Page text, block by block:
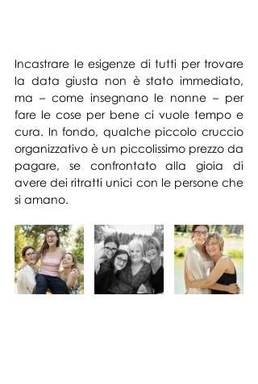
Incastrare le esigenze di tutti per trovare
la data giusta non è stato immediato,
ma – come insegnano le nonne – per
fare le cose per bene ci vuole tempo e
cura. In fondo, qualche piccolo cruccio
organizzativo è un piccolissimo prezzo da
pagare, se confrontato alla gioia di
avere dei ritratti unici con le persone che
si amano.